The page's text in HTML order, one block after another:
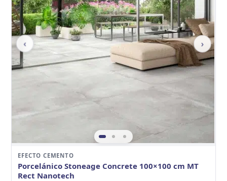
‹ ›
EFECTO CEMENTO
Porcelánico Stoneage Concrete 100×100 cm MT
Rect Nanotech